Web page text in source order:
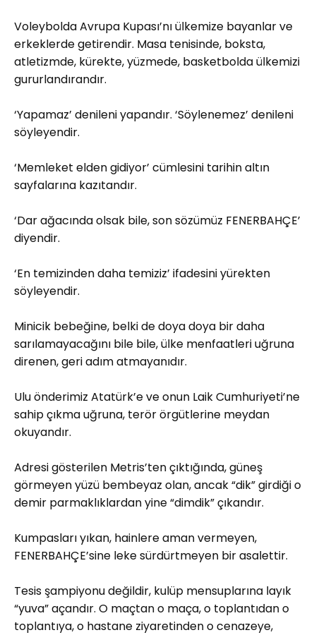
Voleybolda Avrupa Kupası’nı ülkemize bayanlar ve
erkeklerde getirendir. Masa tenisinde, boksta,
atletizmde, kürekte, yüzmede, basketbolda ülkemizi
gururlandırandır.
‘Yapamaz’ denileni yapandır. ‘Söylenemez’ denileni
söyleyendir.
‘Memleket elden gidiyor’ cümlesini tarihin altın
sayfalarına kazıtandır.
‘Dar ağacında olsak bile, son sözümüz FENERBAHÇE’
diyendir.
‘En temizinden daha temiziz’ ifadesini yürekten
söyleyendir.
Minicik bebeğine, belki de doya doya bir daha
sarılamayacağını bile bile, ülke menfaatleri uğruna
direnen, geri adım atmayanıdır.
Ulu önderimiz Atatürk’e ve onun Laik Cumhuriyeti’ne
sahip çıkma uğruna, terör örgütlerine meydan
okuyandır.
Adresi gösterilen Metris’ten çıktığında, güneş
görmeyen yüzü bembeyaz olan, ancak “dik” girdiği o
demir parmaklıklardan yine “dimdik” çıkandır.
Kumpasları yıkan, hainlere aman vermeyen,
FENERBAHÇE’sine leke sürdürtmeyen bir asalettir.
Tesis şampiyonu değildir, kulüp mensuplarına layık
“yuva” açandır. O maçtan o maça, o toplantıdan o
toplantıya, o hastane ziyaretinden o cenazeye,